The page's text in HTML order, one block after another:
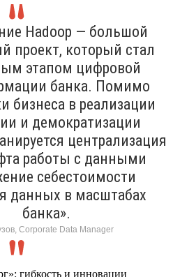
Hadoop — большой
проект, который стал
этапом цифровой
банка. Помимо
бизнеса в реализации
и демократизации
централизация
работы с данными
себестоимости
данных в масштабах
банка».
Corporate Data Manager